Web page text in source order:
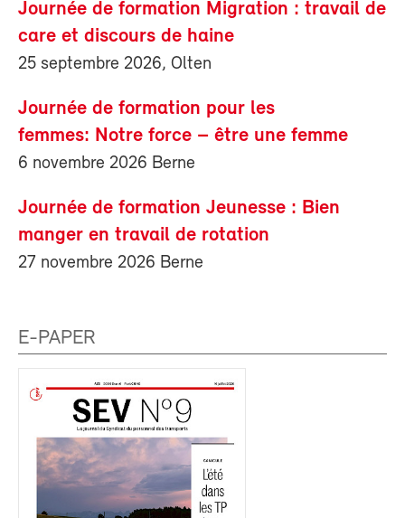
Journée de formation Migration : travail de
care et discours de haine
25 septembre 2026, Olten
Journée de formation pour les
femmes: Notre force – être une femme
6 novembre 2026 Berne
Journée de formation Jeunesse : Bien
manger en travail de rotation
27 novembre 2026 Berne
E-PAPER